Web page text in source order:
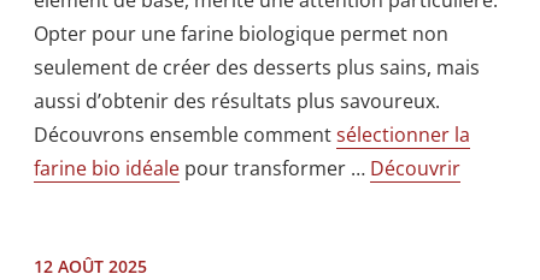
Opter pour une farine biologique permet non
seulement de créer des desserts plus sains, mais
aussi d’obtenir des résultats plus savoureux.
Découvrons ensemble commentsélectionner la
farine bio idéale pour transformer … Découvrir
12 AOÛT 2025